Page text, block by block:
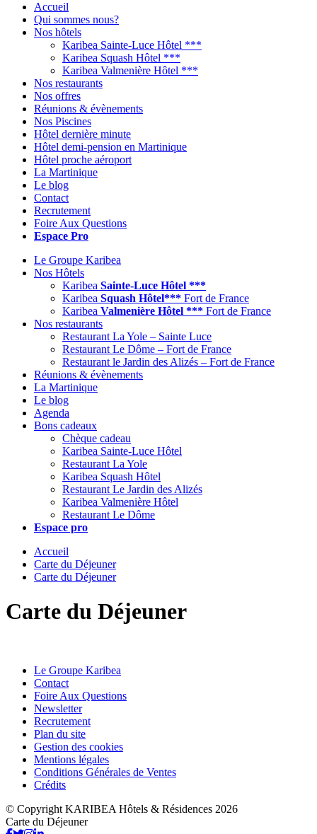
Accueil
Qui sommes nous?
Nos hôtels
Karibea Sainte-Luce Hôtel ***
Karibea Squash Hôtel ***
Karibea Valmenière Hôtel ***
Nos restaurants
Nos offres
Réunions & évènements
Nos Piscines
Hôtel dernière minute
Hôtel demi-pension en Martinique
Hôtel proche aéroport
La Martinique
Le blog
Contact
Recrutement
Foire Aux Questions
Espace Pro
Le Groupe Karibea
Nos Hôtels
Karibea Sainte-Luce Hôtel ***
Karibea Squash Hôtel*** Fort de France
Karibea Valmenière Hôtel *** Fort de France
Nos restaurants
Restaurant La Yole – Sainte Luce
Restaurant Le Dôme – Fort de France
Restaurant le Jardin des Alizés – Fort de France
Réunions & évènements
La Martinique
Le blog
Agenda
Bons cadeaux
Chèque cadeau
Karibea Sainte-Luce Hôtel
Restaurant La Yole
Karibea Squash Hôtel
Restaurant Le Jardin des Alizés
Karibea Valmenière Hôtel
Restaurant Le Dôme
Espace pro
Accueil
Carte du Déjeuner
Carte du Déjeuner
Carte du Déjeuner
Le Groupe Karibea
Contact
Foire Aux Questions
Newsletter
Recrutement
Plan du site
Gestion des cookies
Mentions légales
Conditions Générales de Ventes
Crédits
© Copyright KARIBEA Hôtels & Résidences 2026
Carte du Déjeuner